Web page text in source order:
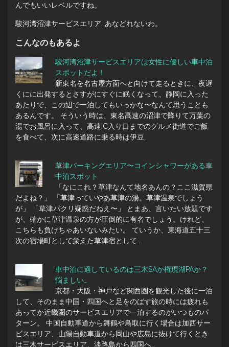
んでもいいレベルですね。
駿河湾沼津サービスエリア…あなどれないわ。
こんなのもあるよ
駿河湾沼津サービスエリアは女性に優しい車中泊
スポットだよ！
新東名を名古屋方面へと向けて走るときに、夜遅
くにに出発するとさすがにすぐに眠くなって、静岡に入った
あたりで、この辺で一泊してもいっかな〜なんて思うことも
あるんです。 そういう時は、東名高速の沼津で降りて万葉の
湯でお風呂に入って、高速IC入り口までのグルメ街道でご飯
を食べて、次に高速道路に乗る時は伊豆…
草津パーキングエリア〜コインシャワーがある車
中泊スポット
「なにこれ？草津なんて地名あんの？ここ滋賀県
だよね？」 「草津っていやあ草津の湯。草津温泉でしょう
が」 「草津パクリ疑惑だねえ〜」 とまあ、言いたい放題です
が、確かに草津温泉の方が圧倒的に有名でしょう。けれど、
こちらも負けちゃあいないみたい。 ていうか、東海道五十三
次の宿場町として栄えた草津宿として…
車中泊に適しているのは三木SAか権現湖PAか？
悩ましい…
京都・大阪・神戸など関西圏を観光した後に一泊
して、そのまま中国・四国へと足をのばす旅の時には疲れも
あってか近畿圏のサービスエリアで一泊するのがいつものパ
ターン。 中国自動車道から舞鶴や鳥取に行く場合は加西サー
ビスエリア、山陽自動車道から岡山や広島に抜けて行くとき
は三木サービスエリア、淡路島から四国へ…